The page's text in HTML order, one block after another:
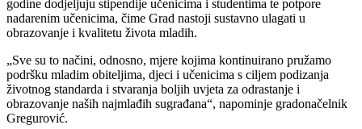
godine dodjeljuju stipendije učenicima i studentima te potpore
nadarenim učenicima, čime Grad nastoji sustavno ulagati u
obrazovanje i kvalitetu života mladih.
„Sve su to načini, odnosno, mjere kojima kontinuirano pružamo
podršku mladim obiteljima, djeci i učenicima s ciljem podizanja
životnog standarda i stvaranja boljih uvjeta za odrastanje i
obrazovanje naših najmlađih sugrađana“, napominje gradonačelnik
Gregurović.